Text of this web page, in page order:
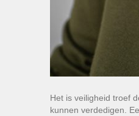
Het is veiligheid troef
kunnen verdedigen.